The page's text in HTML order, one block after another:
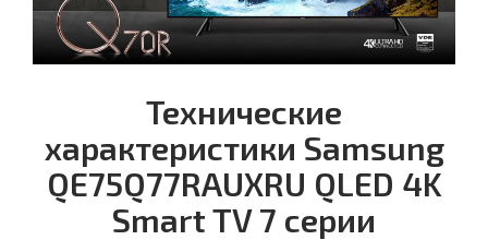
Технические
характеристики Samsung
QE75Q77RAUXRU QLED 4K
Smart TV 7 серии